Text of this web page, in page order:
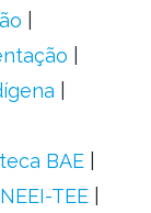
BAE
TEE